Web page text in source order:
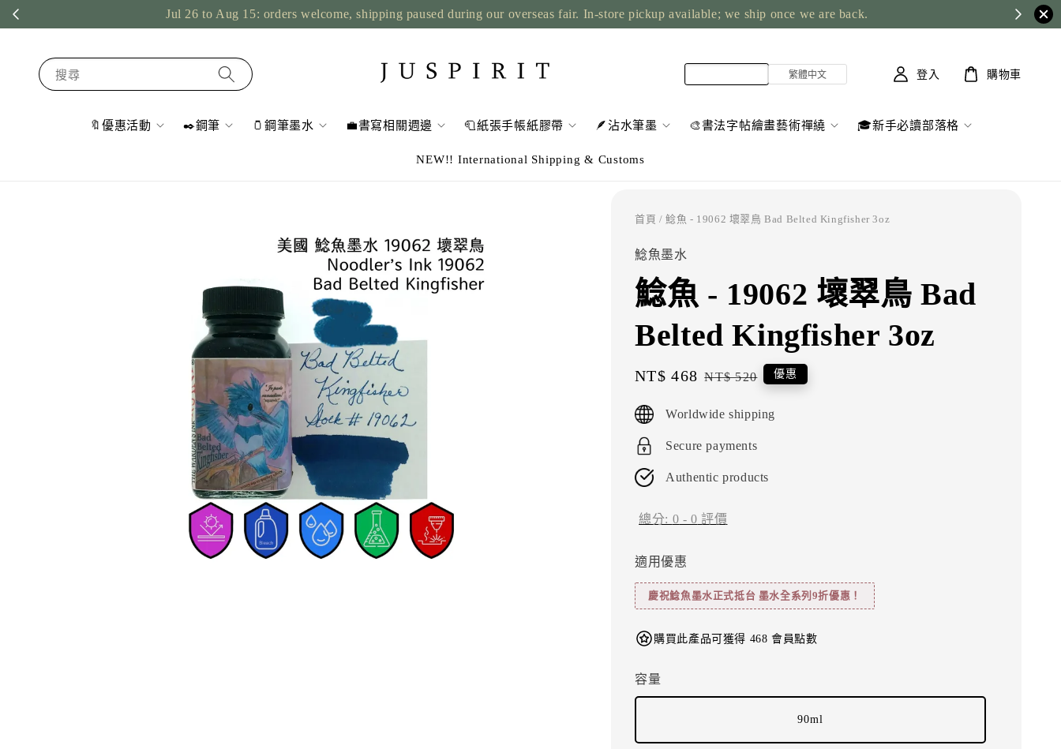
Jul 26 to Aug 15: orders welcome, shipping paused during our overseas fair. In-store pickup available; we ship once we are back.
搜尋
🔖優惠活動 ✒️鋼筆 🫙鋼筆墨水 💼書寫相關週邊 🧻紙張手帳紙膠帶 🪶沾水筆墨 🎨書法字帖繪畫藝術禪繞 🎓新手必讀部落格
NEW!! International Shipping & Customs
登入 購物車
首頁 / 鯰魚 - 19062 壞翠鳥 Bad Belted Kingfisher 3oz
鯰魚墨水
鯰魚 - 19062 壞翠鳥 Bad
Belted Kingfisher 3oz
Sale
NT$ 468 Regular
NT$ 520 優惠
Worldwide shipping
Secure payments
Authentic products
總分: 0 -0 評價
適用優惠
慶祝鯰魚墨水正式抵台 墨水全系列9折優惠！
購買此產品可獲得 468 會員點數
容量
90ml